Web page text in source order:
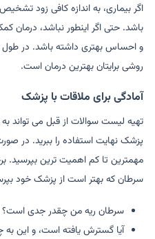
اگر بیماری، به اندازه کافی زود
باشد. حتی اگر اینطور نباشد، درمان
و احساس بهتری داشته باشد. در طول
روشی برایتان بهترین درمان است.
آمادگی برای ملاقات با پزشک
تهیه لیست سوالات از قبل می تواند
پزشک نهایت استفاده را ببرید. در
مهمترین تا کم اهمیت ترین بپرسید.
سرطان که بهتر است از پزشک خود
سرطان ریه من چقدر جدی است؟
آیا گسترش یافته است، و این